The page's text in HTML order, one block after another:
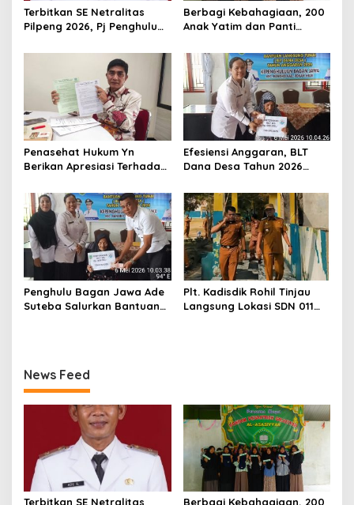
Terbitkan SE Netralitas
Pilpeng 2026, Pj Penghulu
Aparatur yang Melanggar
Berbagi Kebahagiaan, 200
Anak Yatim dan Panti
Dari Pengelola Pasar
Malam Batu Enam
Penasehat Hukum Yn
Berikan Apresiasi Terhadap
Efesiensi Anggaran, BLT
Dana Desa Tahun 2026
Kepada KPM sebanyak 3
Bulan
Penghulu Bagan Jawa Ade
Suteba Salurkan Bantuan
Plt. Kadisdik Rohil Tinjau
Langsung Lokasi SDN 011
News Feed
Terbitkan SE Netralitas
Berbagi Kebahagiaan, 200